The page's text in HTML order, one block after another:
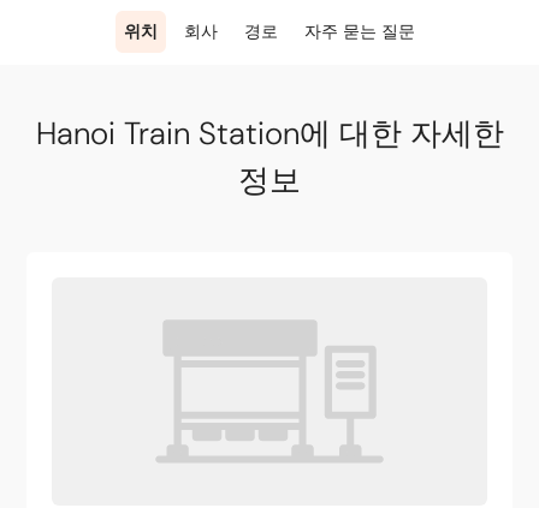
위치 회사 경로 자주 묻는 질문
Hanoi Train Station에 대한 자세한
정보